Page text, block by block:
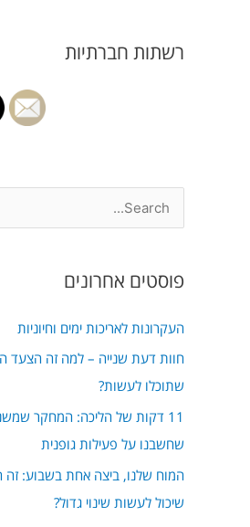
רשתות חברתיות
r
c
פוסטים אחרונים
העקרונות לאריכות ימים וחיוניות
חוות דעת שנייה – למה זה הצעד
שתוכלו לעשות?
11 דקות של הליכה: המחקר
שחשבנו על פעילות גופנית
המוח שלנו, ביצה אחת בשבוע: זה
שיכול לעשות שינוי גדול?